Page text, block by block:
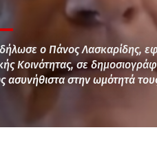
ο Πάνος Λασκαρίδης,
Κοινότητας, σε
στην ωμότητά